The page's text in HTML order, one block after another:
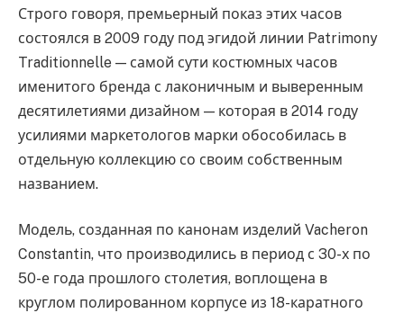
Строго говоря, премьерный показ этих часов
состоялся в 2009 году под эгидой линии Patrimony
Traditionnelle — самой сути костюмных часов
именитого бренда с лаконичным и выверенным
десятилетиями дизайном — которая в 2014 году
усилиями маркетологов марки обособилась в
отдельную коллекцию со своим собственным
названием.
Модель, созданная по канонам изделий Vacheron
Constantin, что производились в период с 30-х по
50-е года прошлого столетия, воплощена в
круглом полированном корпусе из 18-каратного